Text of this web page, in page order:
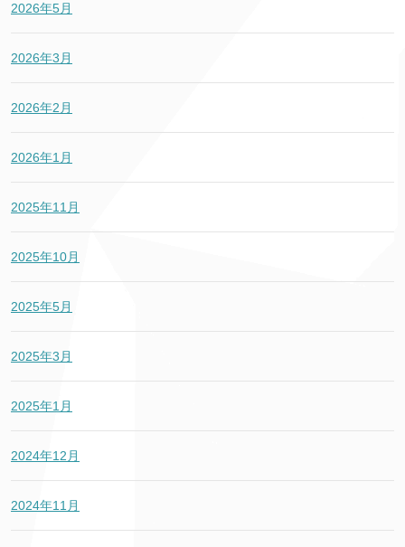
2026年5月
2026年3月
2026年2月
2026年1月
2025年11月
2025年10月
2025年5月
2025年3月
2025年1月
2024年12月
2024年11月